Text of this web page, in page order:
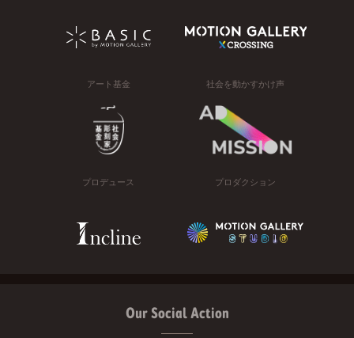
アート基金 社会を動かすかけ声
プロデュース プロダクション
Our Social Action